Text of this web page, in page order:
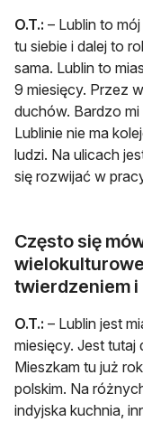
O.T.: – Lublin to
tu siebie i dalej to
sama. Lublin to
9 miesięcy. Przez
duchów. Bardzo
Lublinie nie ma
ludzi. Na ulicach
się rozwijać w
Często się
twierdzeniem i
O.T.: – Lublin jest
miesięcy. Jest tutaj
Mieszkam tu już
polskim. Na
indyjska kuchnia,